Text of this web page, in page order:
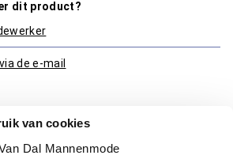
van cookies
Dal Mannenmode
dit product?
de e-mail